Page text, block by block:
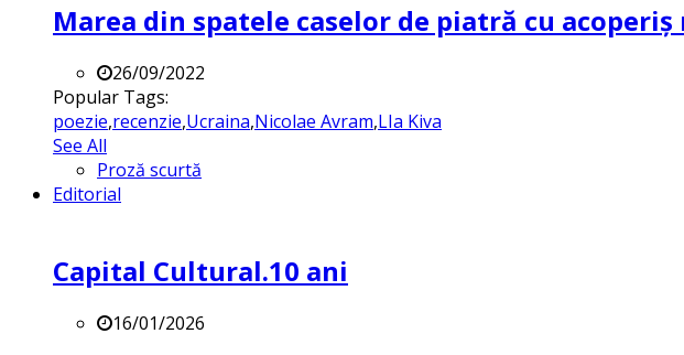
Marea din spatele caselor de piatră cu
26/09/2022
Popular Tags:
poezie,recenzie,Ucraina,Nicolae Avram,LIa Kiva
See All
Proză scurtă
Editorial
Capital Cultural.10 ani
16/01/2026